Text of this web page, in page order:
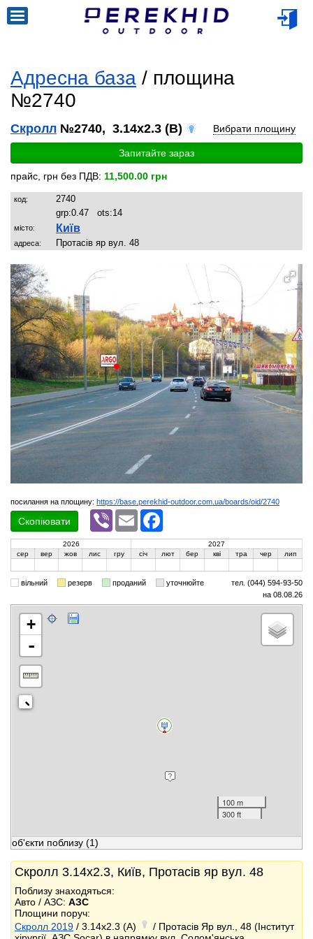
Адресна база / площина
№2740
Скролл №2740, 3.14x2.3 (B) Вибрати площину
Запитайте зараз
прайс, грн без ПДВ: 11,500.00 грн
код:
2740
grp:0.47 ots:14
місто: Київ
адреса: Протасів яр вул. 48
посилання на площину: https://base.perekhid-outdoor.com.ua/boards/oid/2740
Скопіювати
Viber Email
2026
2027
сер
вер жов лис гру січ лют бер кві тра чер лип
вільний резерв проданий уточнюйте
тел. (044) 594-93-50
на 08.08.26
+
-
100 m
300 ft
об'єкти поблизу (1)
Скролл 3.14x2.3, Київ, Протасів яр вул. 48
Поблизу знаходяться:
Авто / АЗС: АЗС
Площини поруч:
Скролл 2019 / 3.14x2.3 (A)
/ Протасів Яр вул., 48 (Інститут